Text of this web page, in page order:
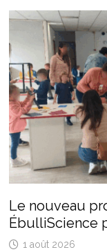
Le nouveau
ÉbulliScience
1 août 2026